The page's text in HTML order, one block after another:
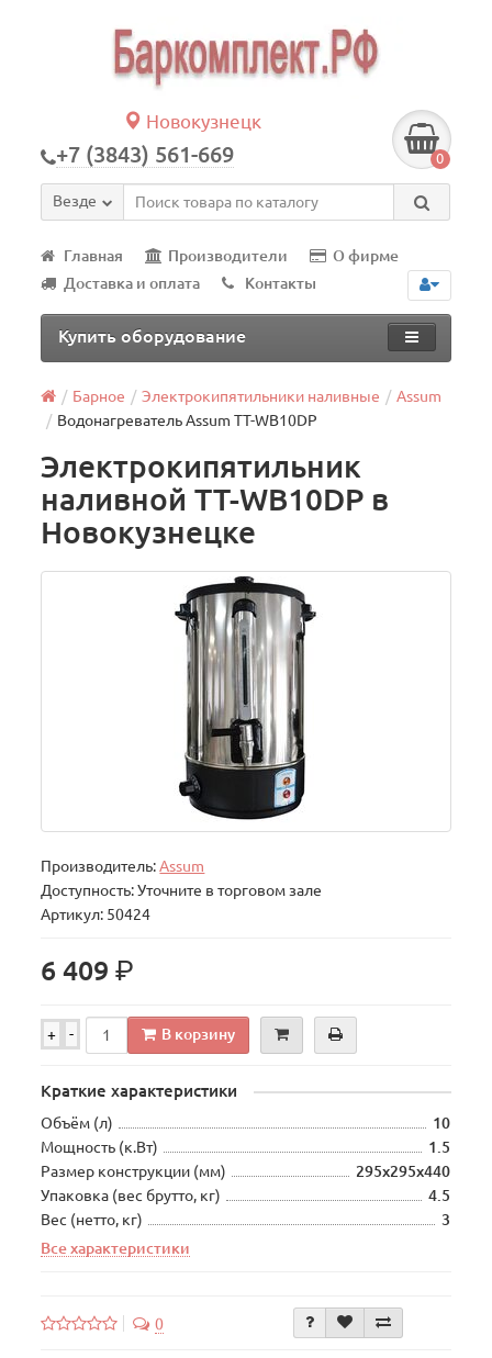
Новокузнецк
+7 (3843) 561-669 0
Везде
Главная Производители
О фирме
Доставка и оплата
Контакты
Купить оборудование
Барное Электрокипятильники наливные
Assum
Водонагреватель Assum TT-WB10DP
Электрокипятильник
наливной TT-WB10DP в
Новокузнецке
Производитель:Assum
Доступность: Уточните в торговом зале
Артикул: 50424
6 409р.
+ - В корзину
Краткие характеристики
Объём (л)
10
Мощность (к.Вт)
1.5
Размер конструкции (мм)
295х295х440
Упаковка (вес брутто, кг)
4.5
Вес (нетто, кг)
3
Все характеристики
0